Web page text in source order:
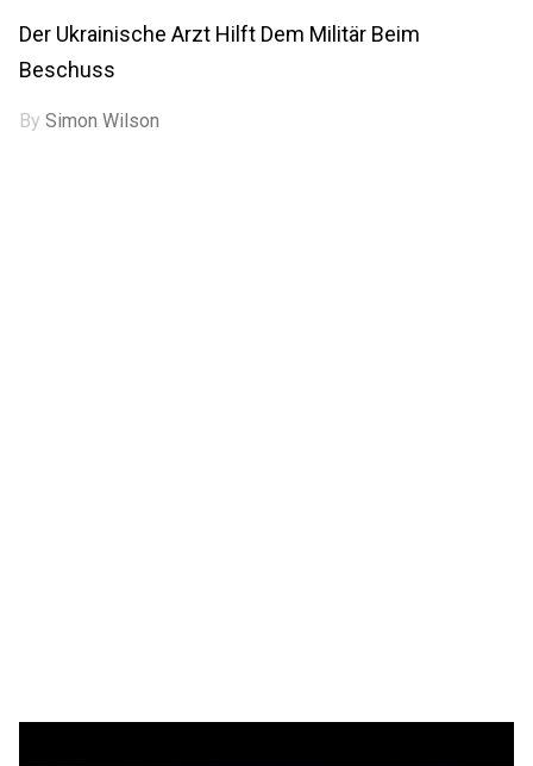
Der Ukrainische Arzt Hilft Dem Militär Beim
Beschuss
BySimon Wilson